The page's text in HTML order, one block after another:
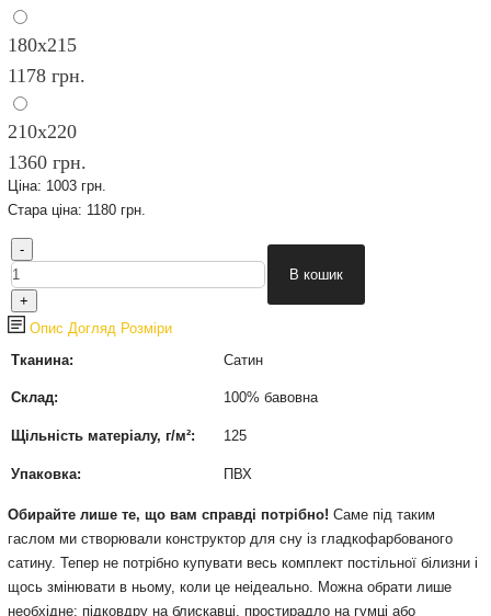
180х215
1178 грн.
210х220
1360 грн.
Ціна: 1003 грн.
Стара ціна: 1180 грн.
Опис Догляд Розміри
Тканина:
Сатин
Склад: 100% бавовна
Щільність матеріалу, г/м²: 125
Упаковка: ПВХ
Обирайте лише те, що вам справді потрібно! Саме під таким
гаслом ми створювали конструктор для сну із гладкофарбованого
сатину. Тепер не потрібно купувати весь комплект постільної білизни і
щось змінювати в ньому, коли це неідеально. Можна обрати лише
необхідне: підковдру на блискавці, простирадло на гумці або